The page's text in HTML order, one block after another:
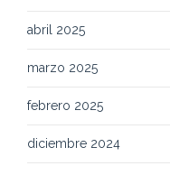
abril 2025
marzo 2025
febrero 2025
diciembre 2024